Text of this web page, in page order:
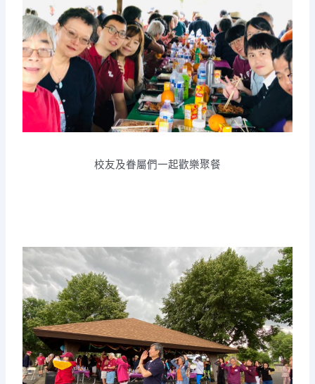
校友及眷屬們一起歡樂聚餐